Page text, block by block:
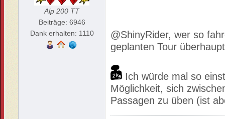
Alp 200 TT
Beiträge: 6946
Dank erhalten: 1110
@ShinyRider, wer so
geplanten Tour
Ich würde mal so
Möglichkeit, sich
Passagen zu üben (ist